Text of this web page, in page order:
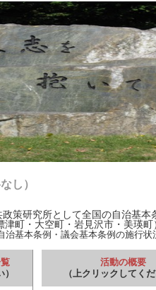
所（法人格な
政策研究所として全国の自治基
津町・大空町・岩見沢市・美瑛
治基本条例・議会基本条例の施行
活動の概要
（上クリックしてく